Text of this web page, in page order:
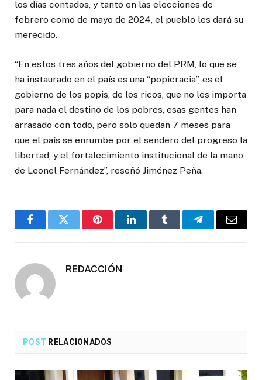
los días contados, y tanto en las elecciones de
febrero como de mayo de 2024, el pueblo les dará su
merecido.
“En estos tres años del gobierno del PRM, lo que se
ha instaurado en el país es una “popicracia”, es el
gobierno de los popis, de los ricos, que no les importa
para nada el destino de los pobres, esas gentes han
arrasado con todo, pero solo quedan 7 meses para
que el país se enrumbe por el sendero del progreso la
libertad, y el fortalecimiento institucional de la mano
de Leonel Fernández”, reseñó Jiménez Peña.
FacebookTwitter PinterestLinkedInTumblr TelegramaCorreo
REDACCIÓN
POST RELACIONADOS